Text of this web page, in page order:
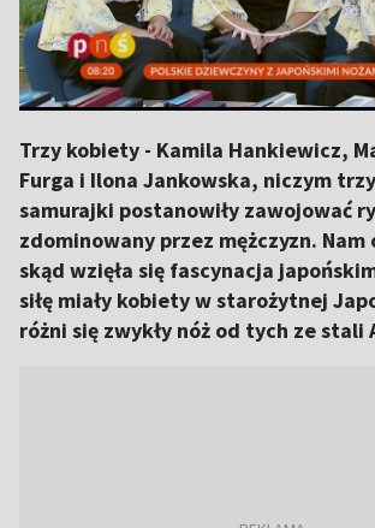
Trzy kobiety - Kamila Hankiewicz,
Furga i Ilona Jankowska, niczym
samurajki postanowiły zawojować
zdominowany przez mężczyzn.
skąd wzięła się fascynacja
siłę miały kobiety w starożytnej
różni się zwykły nóż od tych ze stali